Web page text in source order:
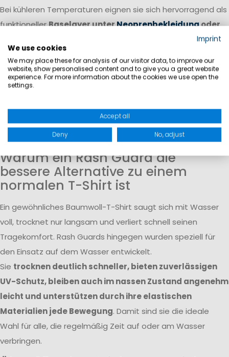
Bei kühleren Temperaturen eignen sie sich hervorragend als
funktionellerBaselayer unterNeoprenbekleidungoder
. Sie transportieren Feuchtigkeit
von der Haut weg, sorgen für ein angenehmes Körperklima
und erhöhen gleichzeitig den Tragekomfort unter enger
anliegender Bekleidung.
dazu nochNeoprenschuhe, eineSchwimmwesteso wie
wasserdichte Taschen
Warum ein Rash Guard die
bessere Alternative zu einem
normalen T-Shirt ist
Ein gewöhnliches Baumwoll-T-Shirt saugt sich mit Wasser
voll, trocknet nur langsam und verliert schnell seinen
Tragekomfort. Rash Guards hingegen wurden speziell für
den Einsatz auf dem Wasser entwickelt.
Sie trocknen deutlich schneller, bieten zuverlässigen
UV-Schutz, bleiben auch im nassen Zustand angenehm
leicht und unterstützen durch ihre elastischen
Materialien jede Bewegung. Damit sind sie die ideale
Wahl für alle, die regelmäßig Zeit auf oder am Wasser
verbringen.
Imprint
We use cookies
We may place these for analysis of our visitor data, to improve our
website, show personalised content and to give you a great website
experience. For more information about the cookies we use open the
settings.
Accept all
Deny No, adjust